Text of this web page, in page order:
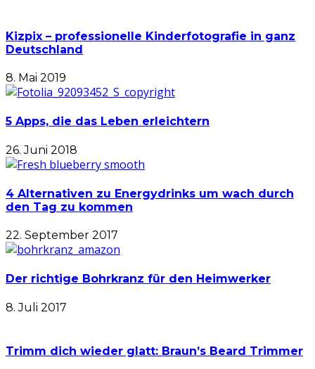
Kizpix – professionelle Kinderfotografie in ganz
Deutschland
8. Mai 2019
5 Apps, die das Leben erleichtern
26. Juni 2018
4 Alternativen zu Energydrinks um wach durch
den Tag zu kommen
22. September 2017
Der richtige Bohrkranz für den Heimwerker
8. Juli 2017
Trimm dich wieder glatt: Braun’s Beard Trimmer